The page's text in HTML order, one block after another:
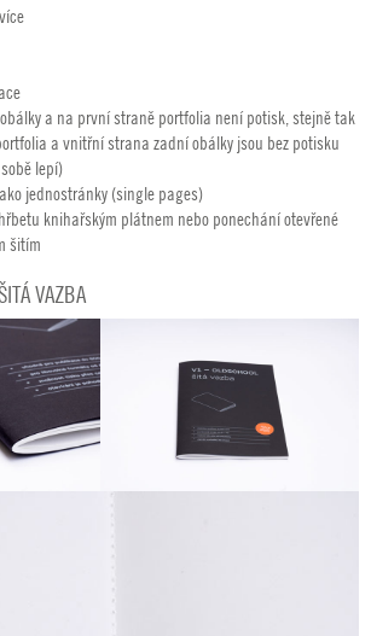
a na první straně portfolia není potisk, stejně tak
a vnitřní strana zadní obálky jsou bez potisku
lepí)
jednostránky (single pages)
knihařským plátnem nebo ponechání otevřené
šitím
VAZBA